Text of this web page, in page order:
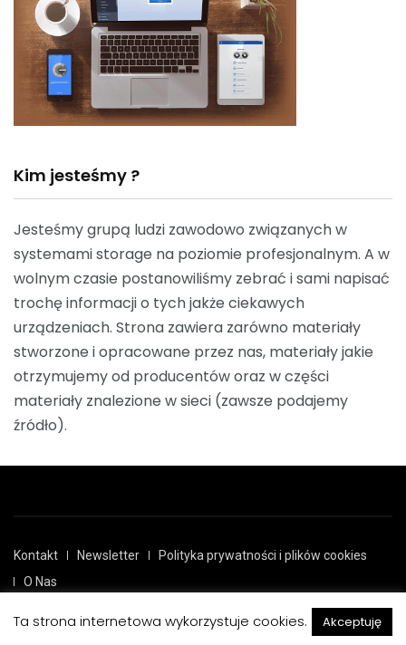
Kim jesteśmy ?
Jesteśmy grupą ludzi zawodowo związanych w
systemami storage na poziomie profesjonalnym. A w
wolnym czasie postanowiliśmy zebrać i sami napisać
trochę informacji o tych jakże ciekawych
urządzeniach. Strona zawiera zarówno materiały
stworzone i opracowane przez nas, materiały jakie
otrzymujemy od producentów oraz w części
materiały znalezione w sieci (zawsze podajemy
źródło).
Kontakt Newsletter
Polityka prywatności i plików cookies
O Nas
Ta strona internetowa wykorzystuje cookies. Akceptuję